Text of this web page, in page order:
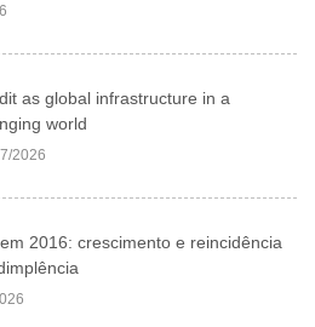
as global infrastructure in a
world
2026
2016: crescimento e reincidência